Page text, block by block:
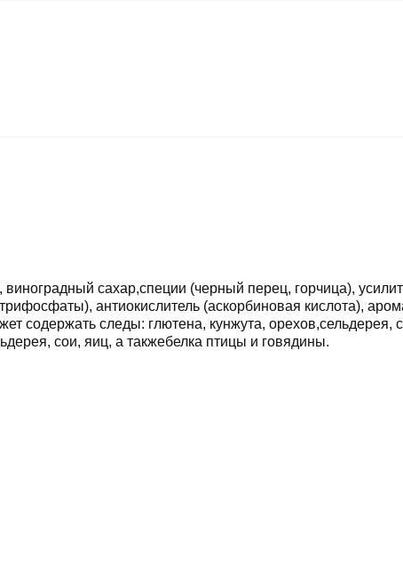
сахар,специи (черный перец, горчица),
антиокислитель (аскорбиновая кислота),
содержать следы: глютена, кунжута,
сои, яиц, а такжебелка птицы и говядины.